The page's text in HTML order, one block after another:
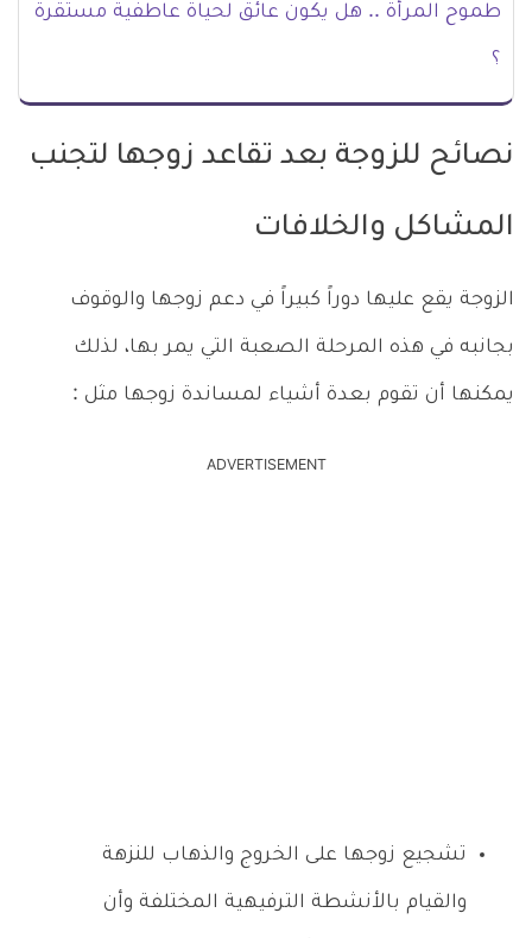
طموح المرأة .. هل يكون عائق لحياة عاطفية مستقرة
؟
نصائح للزوجة بعد تقاعد زوجها لتجنب
المشاكل والخلافات
الزوجة يقع عليها دوراً كبيراً في دعم زوجها والوقوف
بجانبه في هذه المرحلة الصعبة التي يمر بها، لذلك
يمكنها أن تقوم بعدة أشياء لمساندة زوجها مثل :
ADVERTISEMENT
تشجيع زوجها على الخروج والذهاب للنزهة
والقيام بالأنشطة الترفيهية المختلفة وأن